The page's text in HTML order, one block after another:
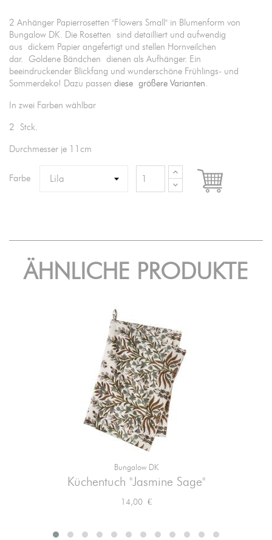
2 Anhänger Papierrosetten "Flowers Small" in Blumenform von
Bungalow DK. Die Rosetten sind detailliert und aufwendig
aus dickem Papier angefertigt und stellen Hornveilchen
dar. Goldene Bändchen dienen als Aufhänger. Ein
beeindruckender Blickfang und wunderschöne Frühlings- und
Sommerdeko! Dazu passen diese größere Varianten.
In zwei Farben wählbar
2 Stck.
Durchmesser je 11cm
Farbe 
ÄHNLICHE PRODUKTE
Bungalow DK
Küchentuch "Jasmine Sage"
Preis
14,00 €